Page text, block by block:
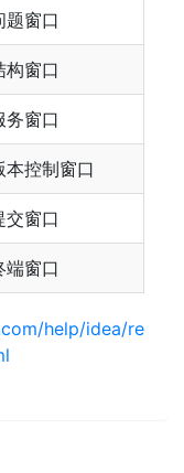
题窗口
构窗口
务窗口
本控制窗口
交窗口
端窗口
help/idea/re